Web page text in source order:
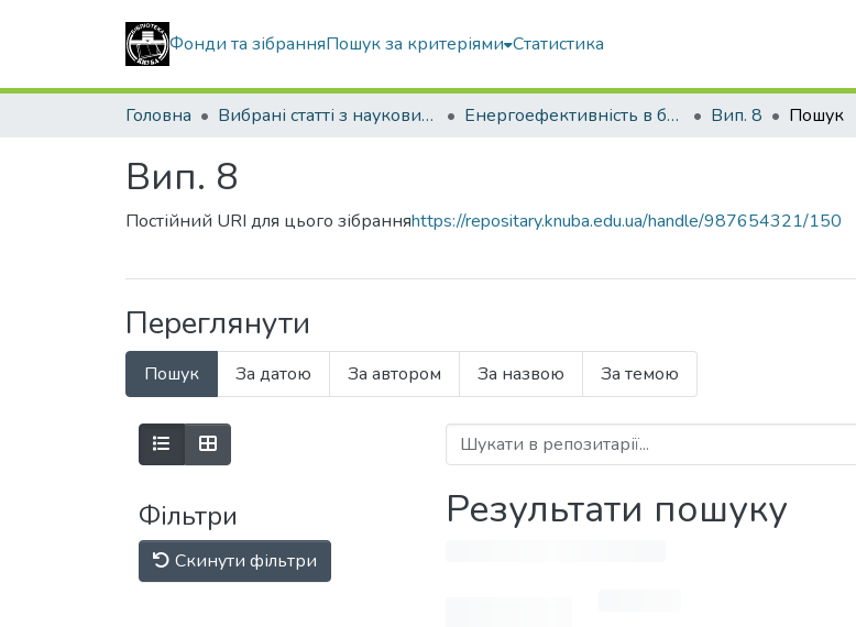
Фонди та зібранняПошук за критеріями Статистика
Головна Вибрані статті з наукових збірників КНУБА Енергоефективність в будівництві та архітектурі Вип. 8 Пошук
Вип. 8
Постійний URI для цього зібранняhttps://repositary.knuba.edu.ua/handle/987654321/150
Переглянути
Пошук За датою За автором За назвою За темою
Фільтри
Скинути фільтри
Результати пошуку